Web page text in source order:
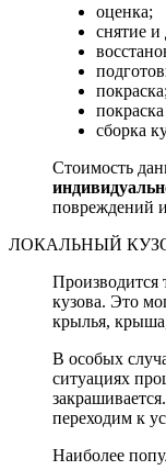
оценка;
снятие и
покраска;
сборка
Стоимость
повреждений
ЛОКАЛЬНЫЙ
Производится
кузова. Это
крылья,
В особых
ситуациях
переходим к
Наиболее